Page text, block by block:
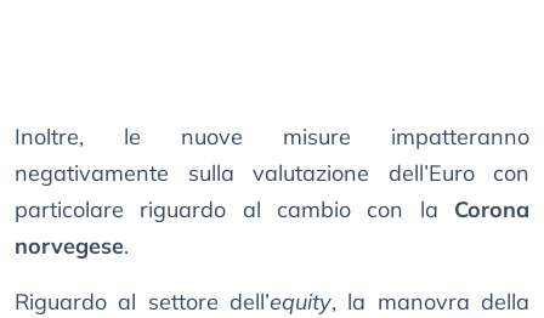
Inoltre, le nuove misure impatteranno
negativamente sulla valutazione dell’Euro con
particolare riguardo al cambio con la Corona
norvegese.
Riguardo al settore dell’equity, la manovra della